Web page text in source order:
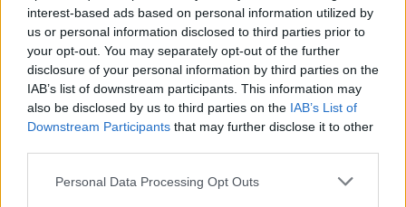
interest-based ads based on personal information utilized by
us or personal information disclosed to third parties prior to
your opt-out. You may separately opt-out of the further
disclosure of your personal information by third parties on the
IAB’s list of downstream participants. This information may
also be disclosed by us to third parties on the IAB’s List of
Downstream Participants that may further disclose it to other
Personal Data Processing Opt Outs
Anterior 1 3
+ VÍDEOS